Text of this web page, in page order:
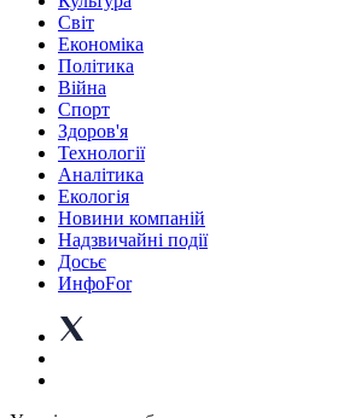
Світ
Економіка
Політика
Війна
Спорт
Здоров'я
Технології
Аналітика
Екологія
Новини компаній
Надзвичайні події
Досьє
ИнфоFor